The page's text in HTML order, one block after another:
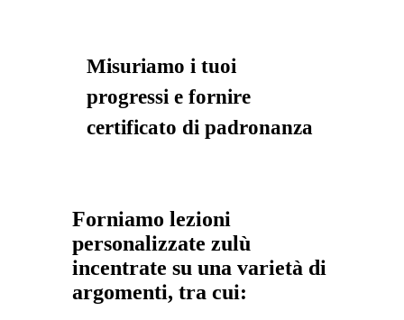
Misuriamo i tuoi
progressi e fornire
certificato di padronanza
Forniamo lezioni
personalizzate zulù
incentrate su una varietà di
argomenti, tra cui: